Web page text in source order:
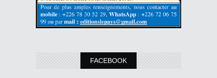
FACEBOOK